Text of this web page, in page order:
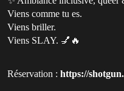
Viens comme tu es.
Viens briller.
Viens SLAY. 💅🔥
Réservation : https://shotgun.live/